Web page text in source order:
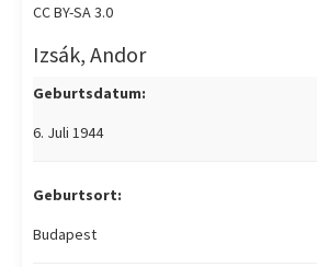
Izsák, Andor
Geburtsdatum:
6. Juli 1944
Geburtsort:
Budapest
CC BY-SA 3.0